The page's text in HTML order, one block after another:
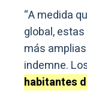
“A medida
global,
más
indemne.
habitantes